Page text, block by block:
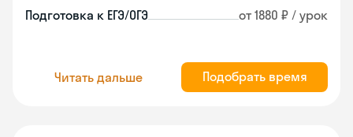
Подготовка к ЕГЭ/ОГЭ от 1880 ₽ / урок
Читать дальше Подобрать время